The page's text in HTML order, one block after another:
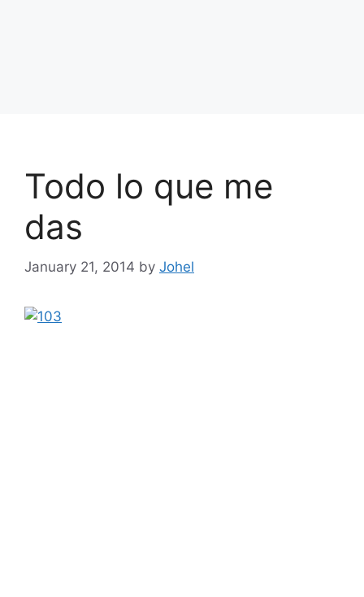
Todo lo que me
das
January 21, 2014 by Johel